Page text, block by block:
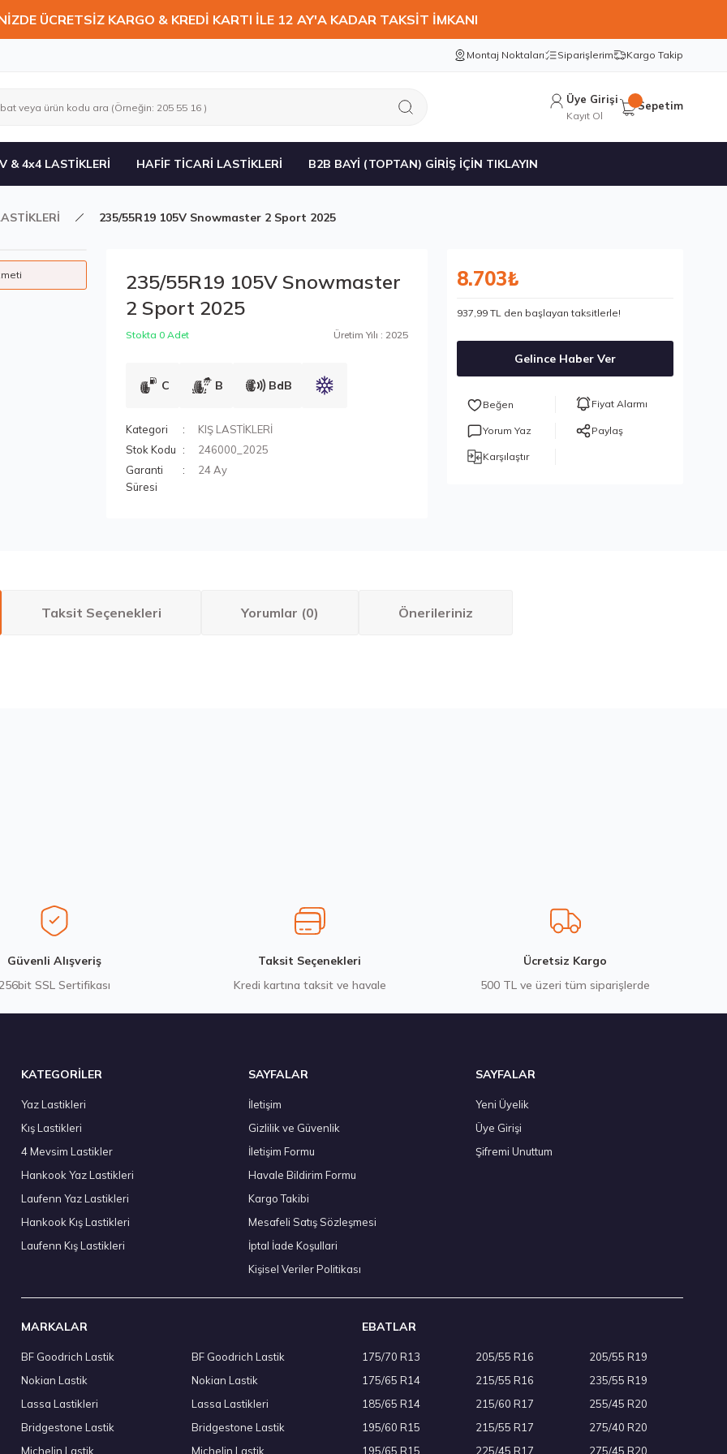
ÜCRETSİZ KARGO & KREDİ KARTI İLE 12 AY'A KADAR TAKSİT İMKANI
Montaj Noktaları Siparişlerim Kargo Takip
Üye Girişi
Kayıt Ol
Sepetim
& 4x4 LASTİKLERİ HAFİF TİCARİ LASTİKLERİ B2B BAYİ (TOPTAN) GİRİŞ İÇİN TIKLAYIN
235/55R19 105V Snowmaster 2 Sport 2025
235/55R19 105V Snowmaster
2 Sport 2025
Stokta 0 Adet Üretim Yılı : 2025
C B BdB
Kategori
KIŞ LASTİKLERİ
Stok Kodu
246000_2025
Garanti
Süresi
24 Ay
8.703₺
937,99 TL den başlayan taksitlerle!
Gelince Haber Ver
Fiyat Alarmı
Yorum Yaz Paylaş
Karşılaştır
Taksit Seçenekleri Yorumlar (0) Önerileriniz
Goodyear 215/75R17.5 KMAX D 126/124M M+S 3PSF Kış 2024
12.471,80 ₺
Kış 2023 Kumho 215/65R16 98H WinterCraft WP52+ Kış 2025
5.472,50 ₺
Stokta 4 Adet
Kumho 225/55R18 102T XL WinterCraft Ice WI32 (Çivi Delikli) Kış 2025
8.470,00 ₺
Güvenli Alışveriş
SSL Sertifikası
Taksit Seçenekleri
Kredi kartına taksit ve havale
Ücretsiz Kargo
500 TL ve üzeri tüm siparişlerde
KATEGORİLER
Yaz Lastikleri
Kış Lastikleri
4 Mevsim Lastikler
Hankook Yaz Lastikleri
Laufenn Yaz Lastikleri
Hankook Kış Lastikleri
Laufenn Kış Lastikleri
SAYFALAR
İletişim
Gizlilik ve Güvenlik
İletişim Formu
Havale Bildirim Formu
Kargo Takibi
Mesafeli Satış Sözleşmesi
İptal İade Koşullari
Kişisel Veriler Politikası
SAYFALAR
Yeni Üyelik
Üye Girişi
Şifremi Unuttum
MARKALAR
BF Goodrich Lastik
Nokian Lastik
Lassa Lastikleri
Bridgestone Lastik
Michelin Lastik
BF Goodrich Lastik
Nokian Lastik
Lassa Lastikleri
Bridgestone Lastik
Michelin Lastik
EBATLAR
175/70 R13
175/65 R14
185/65 R14
195/60 R15
195/65 R15
205/55 R16
215/55 R16
215/60 R17
215/55 R17
225/45 R17
205/55 R19
235/55 R19
255/45 R20
275/40 R20
275/45 R20